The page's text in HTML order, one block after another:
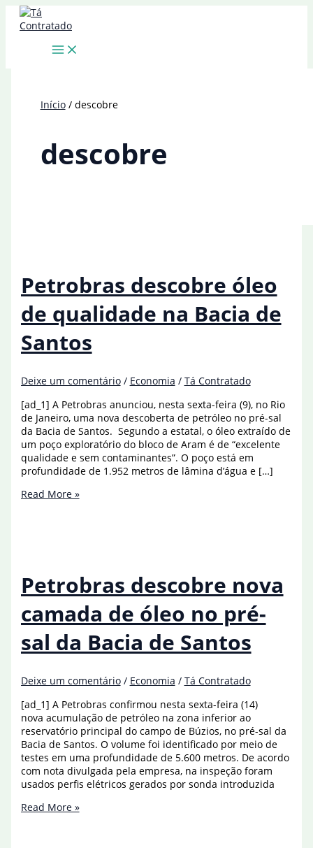
para
Início descobre
descobre
Petrobras descobre óleo
de qualidade na Bacia de
Santos
Deixe um comentário / Economia / Tá Contratado
[ad_1] A Petrobras anunciou, nesta sexta-feira (9), no Rio
de Janeiro, uma nova descoberta de petróleo no pré-sal
da Bacia de Santos. Segundo a estatal, o óleo extraído de
um poço exploratório do bloco de Aram é de “excelente
qualidade e sem contaminantes”. O poço está em
profundidade de 1.952 metros de lâmina d’água e […]
Petrobras
de
Santos
Read More »
Petrobras descobre nova
camada de óleo no pré-
sal da Bacia de Santos
Deixe um comentário / Economia / Tá Contratado
[ad_1] A Petrobras confirmou nesta sexta-feira (14)
nova acumulação de petróleo na zona inferior ao
reservatório principal do campo de Búzios, no pré-sal da
Bacia de Santos. O volume foi identificado por meio de
testes em uma profundidade de 5.600 metros. De acordo
com nota divulgada pela empresa, na inspeção foram
usados perfis elétricos gerados por sonda introduzida
Petrobras
Read More »